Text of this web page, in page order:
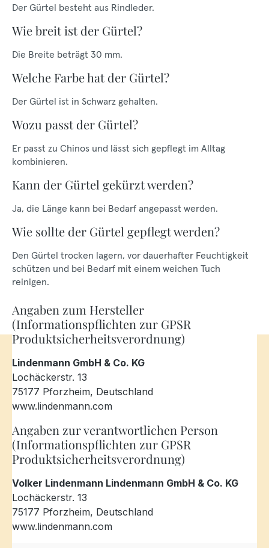
Der Gürtel besteht aus Rindleder.
Wie breit ist der Gürtel?
Die Breite beträgt 30 mm.
Welche Farbe hat der Gürtel?
Der Gürtel ist in Schwarz gehalten.
Wozu passt der Gürtel?
Er passt zu Chinos und lässt sich gepflegt im Alltag
kombinieren.
Kann der Gürtel gekürzt werden?
Ja, die Länge kann bei Bedarf angepasst werden.
Wie sollte der Gürtel gepflegt werden?
Den Gürtel trocken lagern, vor dauerhafter Feuchtigkeit
schützen und bei Bedarf mit einem weichen Tuch
reinigen.
Angaben zum Hersteller
(Informationspflichten zur GPSR
Produktsicherheitsverordnung)
Lindenmann GmbH & Co. KG
Lochäckerstr. 13
75177 Pforzheim, Deutschland
www.lindenmann.com
Angaben zur verantwortlichen Person
(Informationspflichten zur GPSR
Produktsicherheitsverordnung)
Volker Lindenmann Lindenmann GmbH & Co. KG
Lochäckerstr. 13
75177 Pforzheim, Deutschland
www.lindenmann.com